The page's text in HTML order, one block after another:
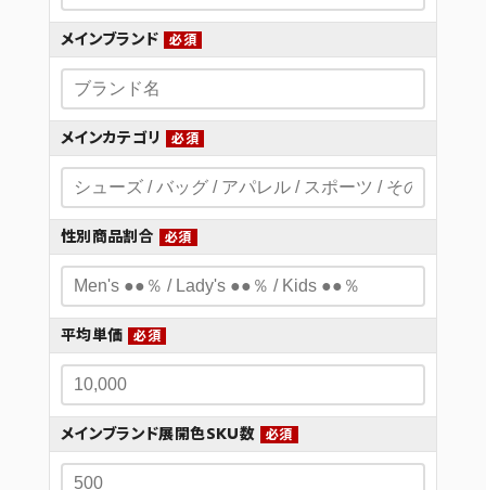
メインブランド 必須
メインカテゴリ 必須
性別商品割合 必須
平均単価 必須
メインブランド展開色SKU数 必須